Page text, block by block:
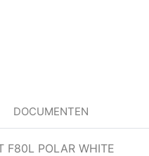
DOCUMENTEN
F80L POLAR WHITE